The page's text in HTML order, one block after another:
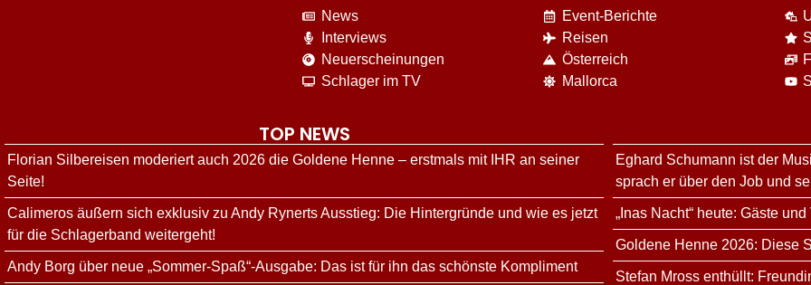
News
Interviews
Neuerscheinungen
Schlager im TV
Event-Berichte
Reisen
Österreich
Mallorca
TOP NEWS
Florian Silbereisen moderiert auch 2026 die Goldene Henne – erstmals mit IHR an seiner
Seite!
Calimeros äußern sich exklusiv zu Andy Rynerts Ausstieg: Die Hintergründe und wie es jetzt
für die Schlagerband weitergeht!
Andy Borg über neue „Sommer-Spaß“-Ausgabe: Das ist für ihn das schönste Kompliment
Eghard Schumann ist der
sprach er über den Job und
„Inas Nacht“ heute: Gäste
Goldene Henne 2026: Diese
Stefan Mross enthüllt: